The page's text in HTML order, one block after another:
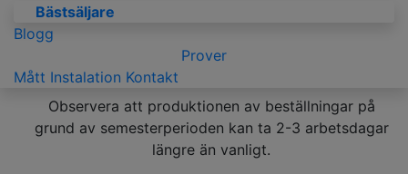
Bästsäljare
Blogg
Prover
Mått Instalation Kontakt
Observera att produktionen av beställningar på
grund av semesterperioden kan ta 2-3 arbetsdagar
längre än vanligt.